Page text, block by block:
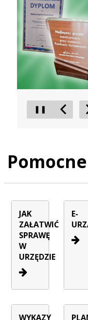
❚❚
JAK
ZAŁATWIĆ
SPRAWĘ
W
URZĘDZIE
E-
WYKAZY